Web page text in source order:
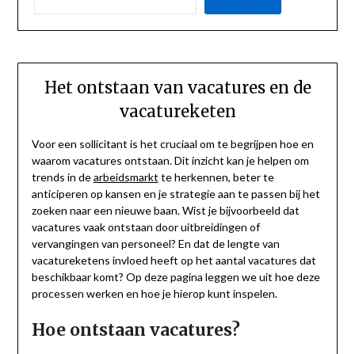
Het ontstaan van vacatures en de
vacatureketen
Voor een sollicitant is het cruciaal om te begrijpen hoe en
waarom vacatures ontstaan. Dit inzicht kan je helpen om
trends in dearbeidsmarkt te herkennen, beter te
anticiperen op kansen en je strategie aan te passen bij het
zoeken naar een nieuwe baan. Wist je bijvoorbeeld dat
vacatures vaak ontstaan door uitbreidingen of
vervangingen van personeel? En dat de lengte van
vacatureketens invloed heeft op het aantal vacatures dat
beschikbaar komt? Op deze pagina leggen we uit hoe deze
processen werken en hoe je hierop kunt inspelen.
Hoe ontstaan vacatures?